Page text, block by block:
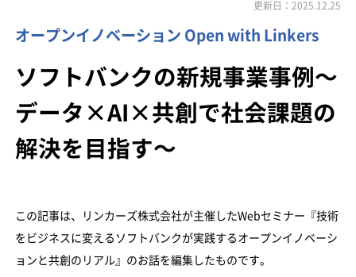
更新日：2025.12.25
オープンイノベーション Open with Linkers
ソフトバンクの新規事業事例〜
データ×AI×共創で社会課題の
解決を目指す〜
この記事は、リンカーズ株式会社が主催したWebセミナー『技術
をビジネスに変えるソフトバンクが実践するオープンイノベーシ
ョンと共創のリアル』のお話を編集したものです。